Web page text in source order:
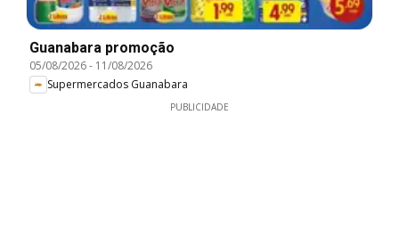
Guanabara promoção
05/08/2026- 11/08/2026
Supermercados Guanabara
PUBLICIDADE